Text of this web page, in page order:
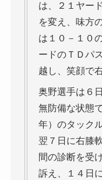
は、２１ヤー
を変え、味方
は１０－１０
ードのＴＤパ
越し、笑顔で
奥野選手は６
無防備な状態
年）のタック
翌７日に右膝
間の診断を受
訴え、１４日